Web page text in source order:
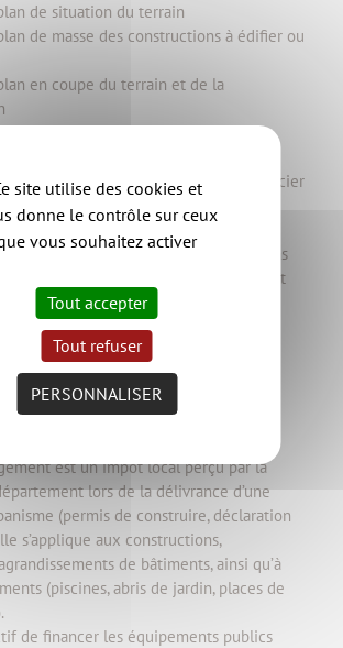
de situation du terrain
de masse des constructions à édifier ou
en coupe du terrain et de la
document graphique permettant d’apprécier
projet de construction dans son
Une photographie situant le terrain dans
proche et une dans l’environnement
dossier, rendez-vous sur
.
est un impôt local perçu par la
lors de la délivrance d’une
(permis de construire, déclaration
s’applique aux constructions,
de bâtiments, ainsi qu’à
(piscines, abris de jardin, places de
de financer les équipements publics
site utilise des cookies et
donne le contrôle sur ceux
vous souhaitez activer
Tout accepter
Tout refuser
PERSONNALISER